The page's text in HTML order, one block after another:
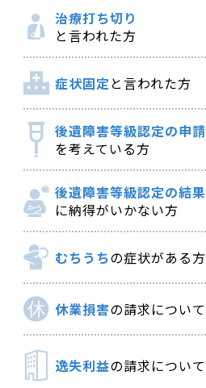
治療打ち切り
と言われた方
症状固定と言われた方
後遺障害等級認定の申請
を考えている方
後遺障害等級認定の結果
に納得がいかない方
むちうちの症状がある方
休業損害の請求について
逸失利益の請求について